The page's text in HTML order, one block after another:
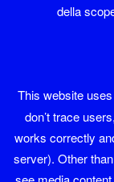
il mio nome
mi chiamano
della
This website
don’t trace
works correctly
server). Other